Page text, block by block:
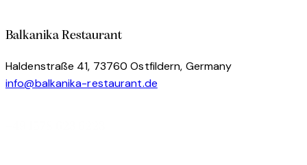
Balkanika Restaurant
Haldenstraße 41, 73760 Ostfildern, Germany
info@balkanika-restaurant.de